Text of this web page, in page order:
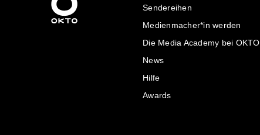
Sendereihen
Medienmacher*in werden
Die Media Academy bei OKTO
News
Hilfe
Awards